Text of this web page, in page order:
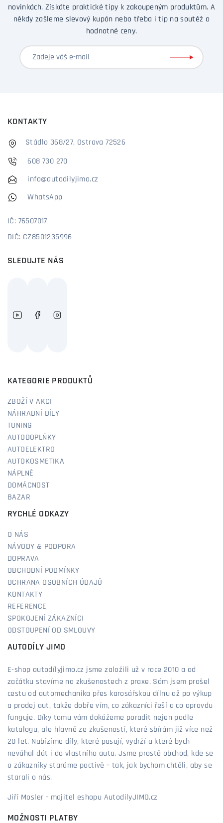
novinkách. Získáte praktické tipy k zakoupeným produktům. A
někdy zašleme slevový kupón nebo třeba i tip na soutěž o
hodnotné ceny.
KONTAKTY
Stádlo 368/27, Ostrava 72526
608 730 270
info@autodilyjimo.cz
WhatsApp
IČ: 76507017
DIČ: CZ8501235996
SLEDUJTE NÁS
KATEGORIE PRODUKTŮ
ZBOŽÍ V AKCI
NÁHRADNÍ DÍLY
TUNING
AUTODOPLŇKY
AUTOELEKTRO
AUTOKOSMETIKA
NÁPLNĚ
DOMÁCNOST
BAZAR
RYCHLÉ ODKAZY
O NÁS
NÁVODY & PODPORA
DOPRAVA
OBCHODNÍ PODMÍNKY
OCHRANA OSOBNÍCH ÚDAJŮ
KONTAKTY
REFERENCE
SPOKOJENÍ ZÁKAZNÍCI
ODSTOUPENÍ OD SMLOUVY
AUTODÍLY JIMO
E-shop autodílyjimo.cz jsme založili už v roce 2010 a od
začátku stavíme na zkušenostech z praxe. Sám jsem prošel
cestu od automechanika přes karosářskou dílnu až po výkup
a prodej aut, takže dobře vím, co zákazníci řeší a co opravdu
funguje. Díky tomu vám dokážeme poradit nejen podle
katalogu, ale hlavně ze zkušeností, které sbírám již více než
20 let. Nabízíme díly, které pasují, vydrží a které bych
neváhal dát i do vlastního auta. Jsme prostě obchod, kde se
o zákazníky staráme poctivě – tak, jak bychom chtěli, aby se
starali o nás.
Jiří Mosler - majitel eshopu AutodilyJIMO.cz
MOŽNOSTI PLATBY